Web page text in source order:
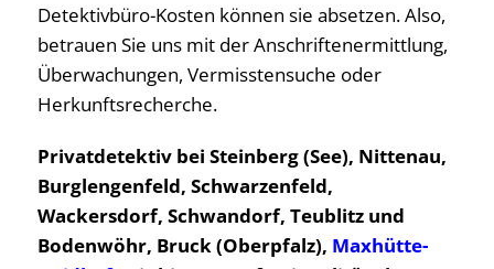
Detektivbüro-Kosten können sie absetzen. Also,
betrauen Sie uns mit der Anschriftenermittlung,
Überwachungen, Vermisstensuche oder
Herkunftsrecherche.
Privatdetektiv bei Steinberg (See), Nittenau,
Burglengenfeld, Schwarzenfeld,
Wackersdorf, Schwandorf, Teublitz und
Bodenwöhr, Bruck (Oberpfalz), Maxhütte-